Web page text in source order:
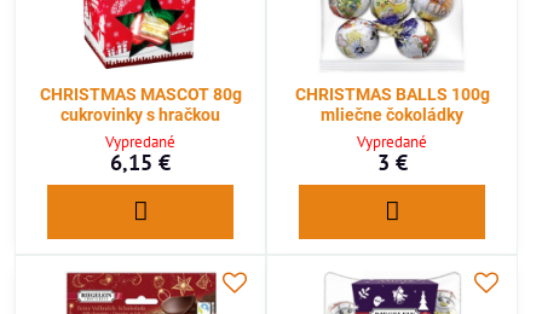
CHRISTMAS MASCOT 80g
cukrovinky s hračkou
Vypredané
6,15 €
CHRISTMAS BALLS 100g
mliečne čokoládky
Vypredané
3 €